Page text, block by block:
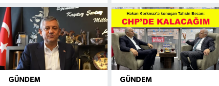
GÜNDEM GÜNDEM